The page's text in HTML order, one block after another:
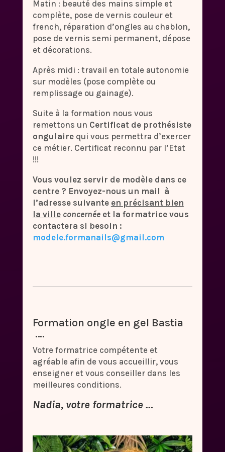
Matin : beauté des mains simple et
complète, pose de vernis couleur et
french, réparation d’ongles au chablon,
pose de vernis semi permanent, dépose
et décorations.
Après midi : travail en totale autonomie
sur modèles (pose complète ou
remplissage ou gainage).
Suite à la formation nous vous
remettons un Certificat de prothésiste
ongulairequi vous permettra d’exercer
ce métier. Certificat reconnu par l’Etat
!!!
Vous voulez servir de modèle dans ce
centre ? Envoyez-nous un mail à
l’adresse suivante en précisant bien
la villeconcernéeet la formatrice vous
contactera si besoin :
modele.formanails@gmail.com
Formation ongle en gel Bastia
….
Votre formatrice compétente et
agréable afin de vous accueillir, vous
enseigner et vous conseiller dans les
meilleures conditions.
Nadia, votre formatrice …